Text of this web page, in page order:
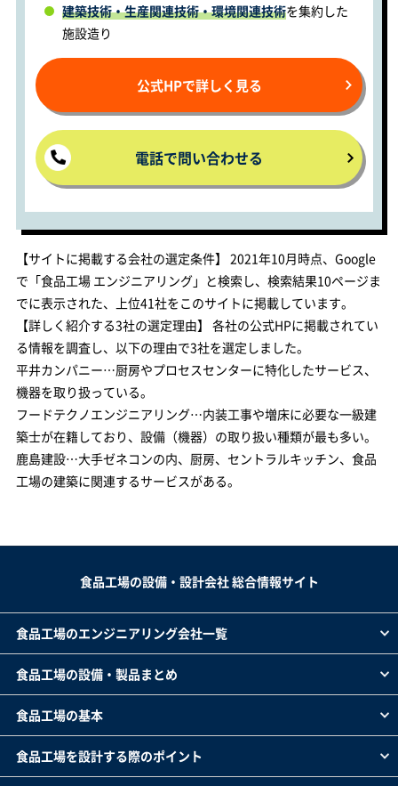
建築技術・生産関連技術・環境関連技術を集約した
施設造り
公式HPで詳しく見る
電話で問い合わせる
【サイトに掲載する会社の選定条件】 2021年10月時点、Google
で「食品工場 エンジニアリング」と検索し、検索結果10ページま
でに表示された、上位41社をこのサイトに掲載しています。
【詳しく紹介する3社の選定理由】 各社の公式HPに掲載されてい
る情報を調査し、以下の理由で3社を選定しました。
平井カンパニー…厨房やプロセスセンターに特化したサービス、
機器を取り扱っている。
フードテクノエンジニアリング…内装工事や増床に必要な一級建
築士が在籍しており、設備（機器）の取り扱い種類が最も多い。
鹿島建設…大手ゼネコンの内、厨房、セントラルキッチン、食品
工場の建築に関連するサービスがある。
食品工場の設備・設計会社 総合情報サイト
食品工場のエンジニアリング会社一覧
食品工場の設備・製品まとめ
食品工場の基本
食品工場を設計する際のポイント